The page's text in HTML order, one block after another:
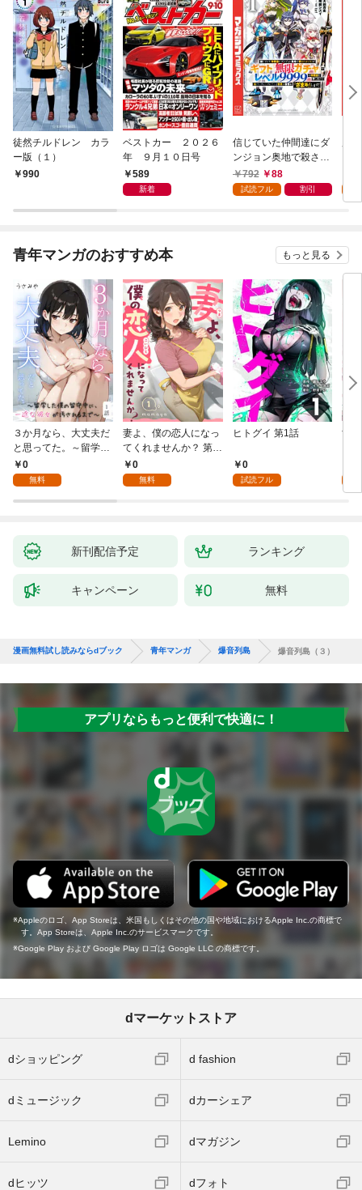
徒然チルドレン カラ
ー版（１）
990
ベストカー ２０２６
年 ９月１０日号
589
新着
信じていた仲間達にダ
ンジョン奥地で殺され
かけたがギフト『無限
ガチャ』でレベル９９
『ざまぁ！』します！
792 88
試読フル 割引
青年マンガのおすすめ本 もっと見る
３か月なら、大丈夫だ
と思ってた。～留学し
た僕の留守中に、一途
な彼女が汚されるまで
0
無料
妻よ、僕の恋人になっ
てくれませんか？ 第1
話0
無料
ヒトグイ 第1話
0
試読フル
世
新刊配信予定 ランキング
キャンペーン 無料
漫画無料試し読みならdブック 青年マンガ 爆音列島 爆音列島（３）
アプリならもっと便利で快適に！
Appleのロゴ、App Storeは、米国もしくはその他の国や地域におけるApple Inc.の商標で
す。App Storeは、Apple Inc.のサービスマークです。
Google Play および Google Play ロゴは Google LLC の商標です。
dマーケットストア
dショッピング d fashion
dミュージック dカーシェア
Lemino dマガジン
dヒッツ dフォト